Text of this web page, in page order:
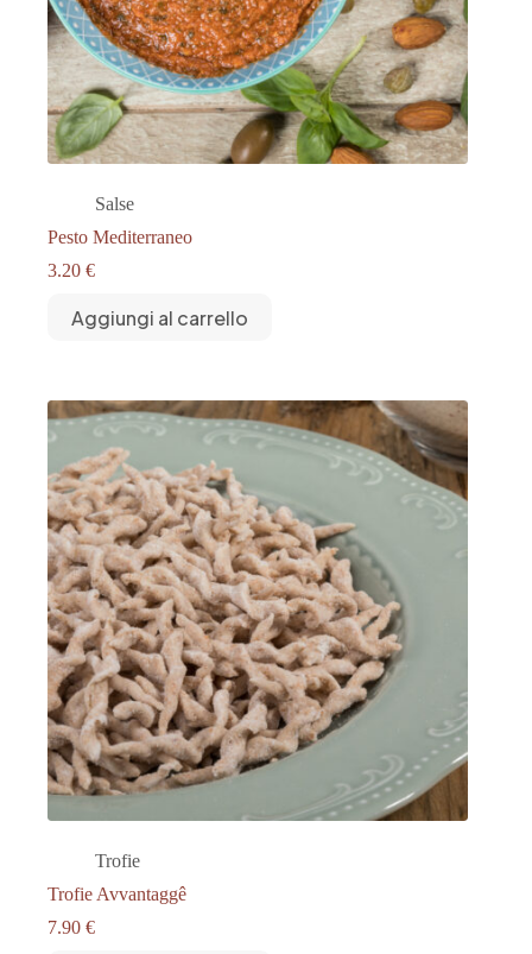
Salse
Pesto Mediterraneo
3.20 €
Aggiungi al carrello
Trofie
Trofie Avvantaggê
7.90 €